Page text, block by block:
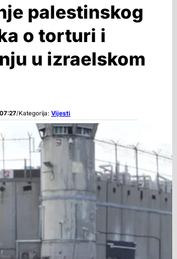
palestinskog
o torturi i
u izraelskom
07:27/Kategorija: Vijesti